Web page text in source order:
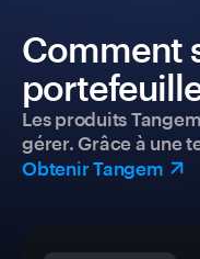
Comment
Les produits
gérer. Grâce à une
Obtenir Tangem